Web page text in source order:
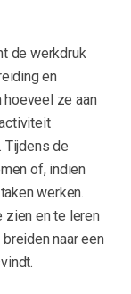
de werkdruk
en
ze aan
Tijdens de
of, indien
werken.
en te leren
naar een